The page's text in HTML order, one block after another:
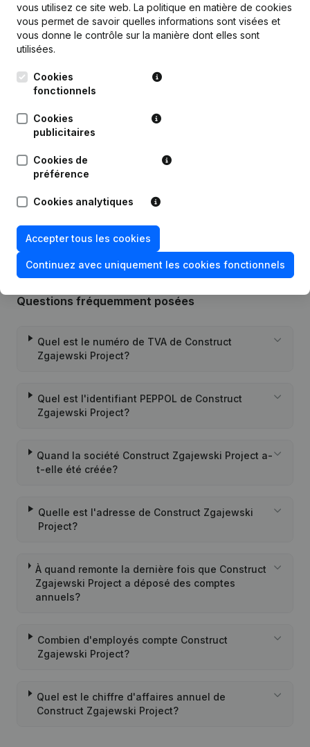
Publications de Construct Zgajewski Project
Date Publication
25-01-2024
Statuts (Traduction, Coordination,
Autres Modifications,...)
29-08-2016
Rubrique Constitution (Nouvelle
Personne Morale, Ouverture
Questions fréquemment posées
Quel est le numéro de TVA de Construct
Zgajewski Project?
Quel est l'identifiant PEPPOL de Construct
Zgajewski Project?
Quand la société Construct Zgajewski Project a-
t-elle été créée?
Quelle est l'adresse de Construct Zgajewski
Project?
À quand remonte la dernière fois que Construct
Zgajewski Project a déposé des comptes
annuels?
Combien d'employés compte Construct
Zgajewski Project?
Quel est le chiffre d'affaires annuel de
Construct Zgajewski Project?
vous utilisez ce site web. La politique en matière de cookies
vous permet de savoir quelles informations sont visées et
vous donne le contrôle sur la manière dont elles sont
utilisées.
Cookies
fonctionnels
Cookies
publicitaires
Cookies de
préférence
Cookies analytiques
Accepter tous les cookies
Continuez avec uniquement les cookies fonctionnels